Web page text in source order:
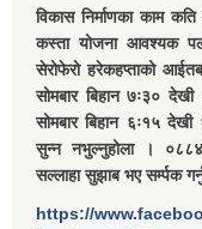
विकास निर्माणका काम
कस्ता योजना आवश्यक
सेरोफेरो हरेकहप्ताको
सोमबार बिहान ७ः३०
सोमबार बिहान ६ः१५
सुन्न नभुल्नुहोला ।
सल्लाहा सुझाब भए सर्म्पक
https://